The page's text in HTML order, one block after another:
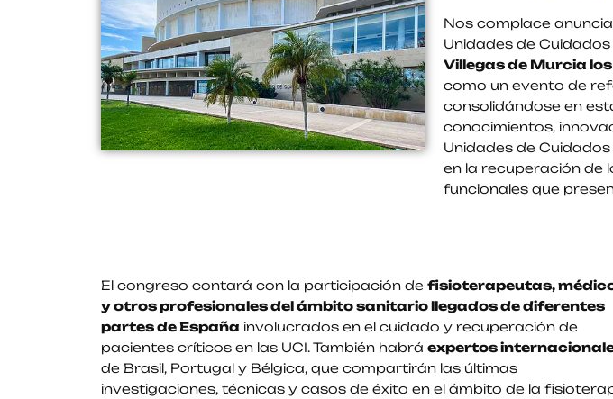
Nos complace
Unidades de
Villegas de Murcia
como un evento de
consolidándose en
conocimientos,
Unidades de
en la recuperación de
funcionales que
El congreso contará con la participación de fisioterapeutas,
y otros profesionales del ámbito sanitario llegados de diferentes
partes de España involucrados en el cuidado y recuperación de
pacientes críticos en las UCI. También habrá expertos
de Brasil, Portugal y Bélgica, que compartirán las últimas
investigaciones, técnicas y casos de éxito en el ámbito de la